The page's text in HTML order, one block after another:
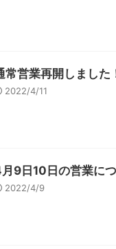
常営業再開しました
2022/4/11
9日10日の営業に
2022/4/9